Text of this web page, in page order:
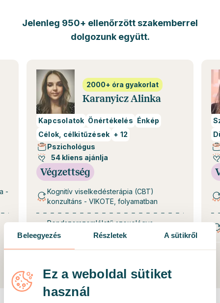
Beleegyezés Részletek A sütikről
Ez a weboldal sütiket
használ
Jelenleg 950+ ellenőrzött szakemberrel
dolgozunk együtt.
2000+ óra gyakorlat
Karanyicz Alinka
Kapcsolatok Önértékelés Énkép
Célok, célkitűzések + 12
Pszichológus
54 kliens ajánlja
Végzettség
Kognitív viselkedésterápia (CBT)
konzultáns - VIKOTE, folyamatban
Rendszerszemléletű szexológus -
HumanLab Akadémia, 2026
-